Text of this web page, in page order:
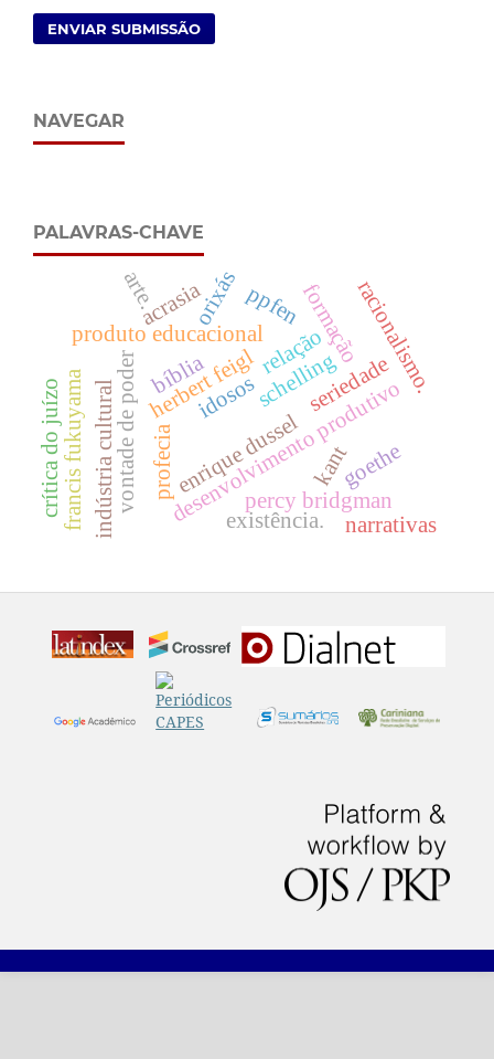
ENVIAR SUBMISSÃO
NAVEGAR
PALAVRAS-CHAVE
kant
herbert feigl
bíblia
profecia
produto educacionalrelação
vontade de poder
acrasia
desenvolvimento produtivo
formação
indústria cultural percy bridgman
idosos
enrique dussel
arte.
schelling racionalismo.
existência.
francis fukuyama goethe
crítica do juízo seriedade
ppfen
orixás
narrativas